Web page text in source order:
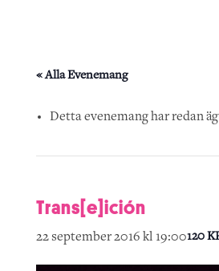
« Alla Evenemang
Detta evenemang har redan
Trans[e]ición
22 september 2016 kl 19:00120